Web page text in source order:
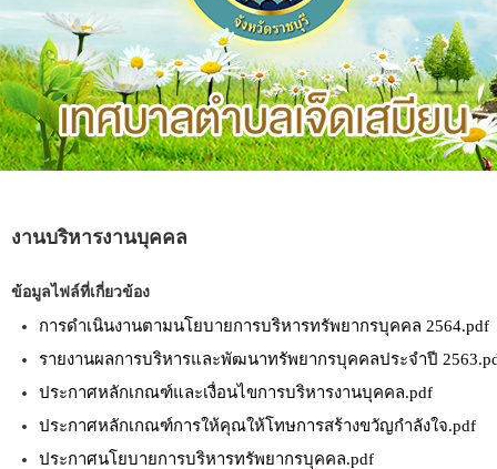
งานบริหารงานบุคคล
ข้อมูลไฟล์ที่เกี่ยวข้อง
การดำเนินงานตามนโยบายการบริหารทรัพยากรบุคคล 2564.pdf
รายงานผลการบริหารและพัฒนาทรัพยากรบุคคลประจำปี
ประกาศหลักเกณฑ์และเงื่อนไขการบริหารงานบุคคล.pdf
ประกาศหลักเกณฑ์การให้คุณให้โทษการสร้างขวัญกำลังใจ.pdf
ประกาศนโยบายการบริหารทรัพยากรบุคคล.pdf